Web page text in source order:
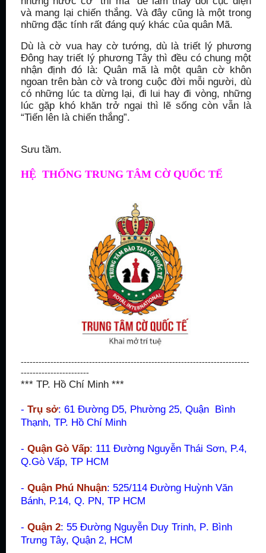
và mang lại chiến thắng. Và đây cũng là một trong
những đặc tính rất đáng quý khác của quân Mã.
Dù là cờ vua hay cờ tướng, dù là triết lý phương
Đông hay triết lý phương Tây thì đều có chung một
nhận định đó là: Quân mã là một quân cờ khôn
ngoan trên bàn cờ và trong cuộc đời mỗi người, dù
có những lúc ta dừng lại, đi lui hay đi vòng, những
lúc gặp khó khăn trở ngại thì lẽ sống còn vẫn là
“Tiến lên là chiến thắng”.
Sưu tầm.
HỆ THỐNG TRUNG TÂM CỜ QUỐC TẾ
-----------------------------------------------------------------------------
-----------------------
*** TP. Hồ Chí Minh ***
- Trụ sở: 61 Đường D5, Phường 25, Quận Bình
Thạnh, TP. Hồ Chí Minh
- Quận Gò Vấp: 111 Đường Nguyễn Thái Sơn, P.4,
Q.Gò Vấp, TP HCM
- Quận Phú Nhuận: 525/114 Đường Huỳnh Văn
Bánh, P.14, Q. PN, TP HCM
- Quận 2: 55 Đường Nguyễn Duy Trinh, P. Bình
Trưng Tây, Quận 2, HCM